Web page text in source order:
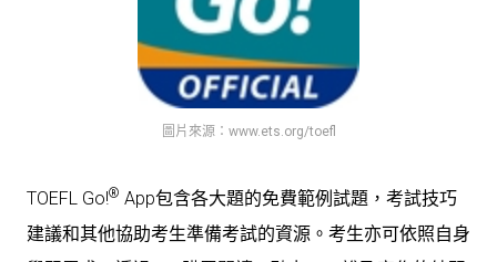
圖片來源：www.ets.org/toefl
TOEFL Go!® App包含各大題的免費範例試題，考試技巧
建議和其他協助考生準備考試的資源。考生亦可依照自身